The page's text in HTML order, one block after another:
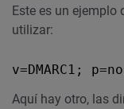
Este es un ejemplo
utilizar:
v=DMARC1;
Aquí hay otro, las